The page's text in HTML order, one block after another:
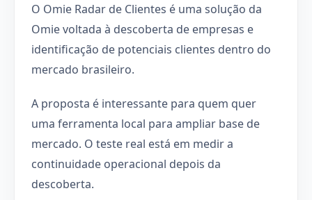
O Omie Radar de Clientes é uma solução da
Omie voltada à descoberta de empresas e
identificação de potenciais clientes dentro do
mercado brasileiro.
A proposta é interessante para quem quer
uma ferramenta local para ampliar base de
mercado. O teste real está em medir a
continuidade operacional depois da
descoberta.